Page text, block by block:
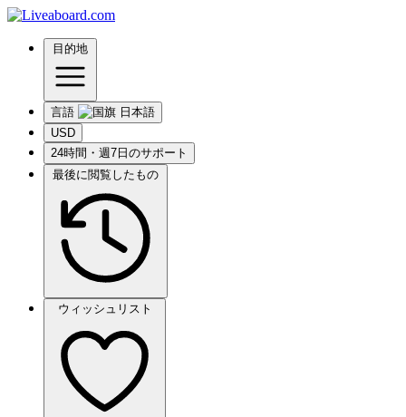
目的地
言語
USD
24時間・週7日のサポート
最後に閲覧したもの
ウィッシュリスト